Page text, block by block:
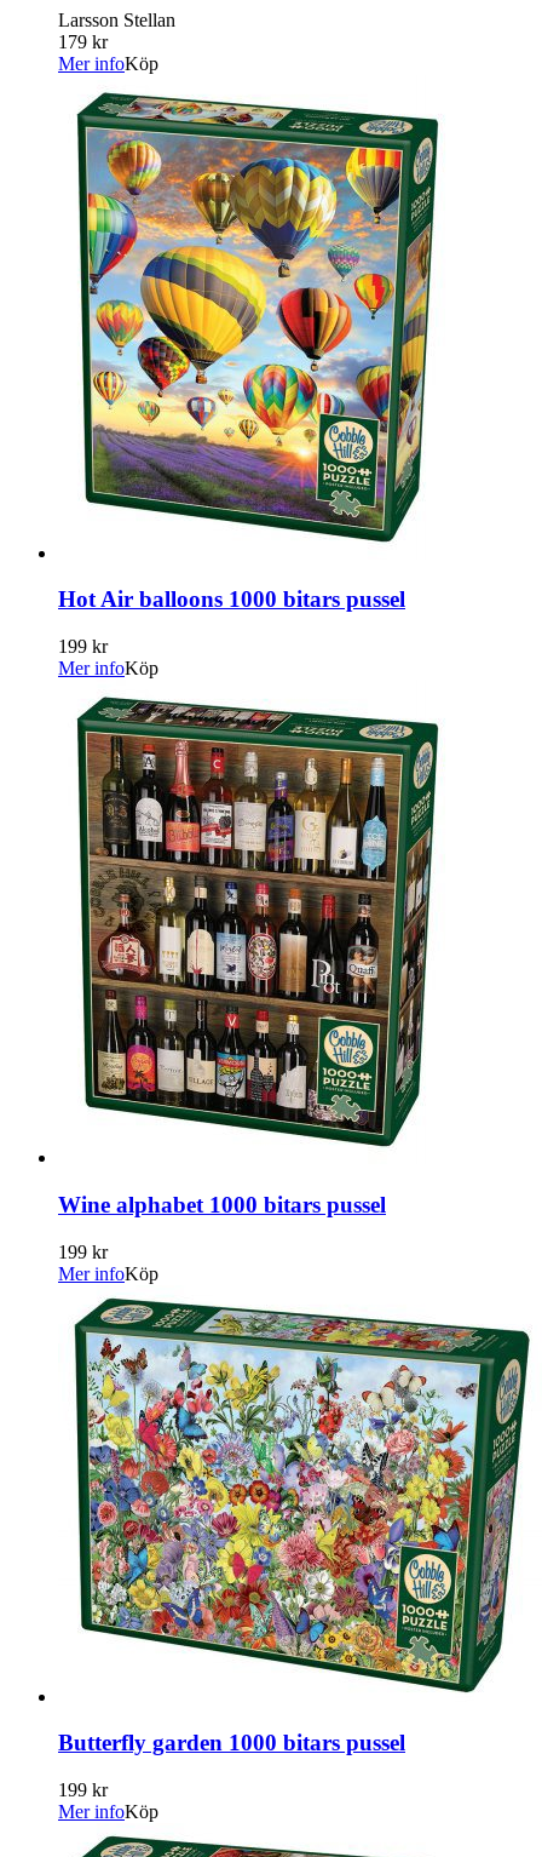
Larsson Stellan
179 kr
Mer infoKöp
Hot Air balloons 1000 bitars pussel
199 kr
Mer infoKöp
Wine alphabet 1000 bitars pussel
199 kr
Mer infoKöp
Butterfly garden 1000 bitars pussel
199 kr
Mer infoKöp